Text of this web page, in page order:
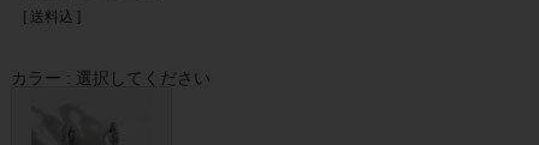
送料込
カラー 選択してください